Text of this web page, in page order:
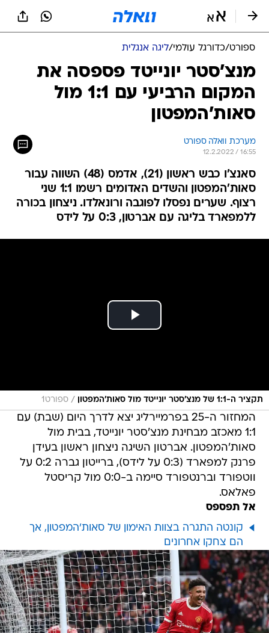
ספורט/כדורגל עולמי/ליגה אנגלית
מנצ'סטר יונייטד פספסה את
המקום הרביעי עם 1:1 מול
סאות'המפטון
מערכת וואלה ספורט
12.2.2022 / 16:55
סאנצ'ו כבש ראשון (21), אדמס (48) השווה עבור
סאות'המפטון והשדים האדומים רשמו 1:1 שני
רצוף. שערים נפסלו לפוגבה ורונאלדו. ניצחון בכורה
ללמפארד בליגה עם אברטון, 0:3 על לידס
תקציר ה-1:1 של מנצ'סטר יונייטד מול סאות'המפטון / ספורט1
המחזור ה-25 בפרמיירליג יצא לדרך היום (שבת) עם
1:1 מאכזב מבחינת מנצ'סטר יונייטד, בבית מול
סאות'המפטון. אברטון השיגה ניצחון ראשון בעידן
פרנק למפארד (0:3 על לידס), ברייטון גברה 0:2 על
ווטפורד וברנטפורד סיימה ב-0:0 מול קריסטל
פאלאס.
אל תפספס
קונטה התגרה בצוות האימון של סאות'המפטון, אך
הם צחקו אחרונים